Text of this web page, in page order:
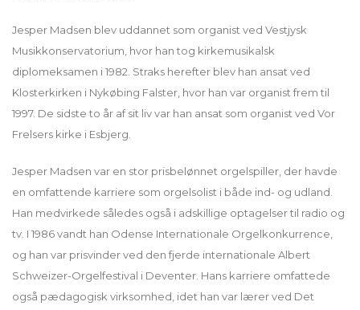
Jesper Madsen blev uddannet som organist ved Vestjysk
Musikkonservatorium, hvor han tog kirkemusikalsk
diplomeksamen i 1982. Straks herefter blev han ansat ved
Klosterkirken i Nykøbing Falster, hvor han var organist frem til
1997. De sidste to år af sit liv var han ansat som organist ved Vor
Frelsers kirke i Esbjerg.
Jesper Madsen var en stor prisbelønnet orgelspiller, der havde
en omfattende karriere som orgelsolist i både ind- og udland.
Han medvirkede således også i adskillige optagelser til radio og
tv. I 1986 vandt han Odense Internationale Orgelkonkurrence,
og han var prisvinder ved den fjerde internationale Albert
Schweizer-Orgelfestival i Deventer. Hans karriere omfattede
også pædagogisk virksomhed, idet han var lærer ved Det